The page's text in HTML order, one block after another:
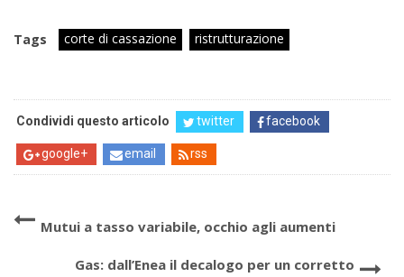
Tags corte di cassazione ristrutturazione
Condividi questo articolo twitter facebook
google+ email rss
Mutui a tasso variabile, occhio agli aumenti
Gas: dall’Enea il decalogo per un corretto